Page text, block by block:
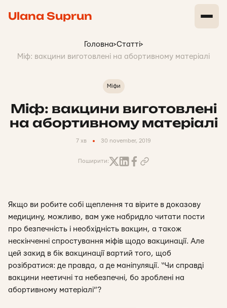
Ulana Suprun
Головна>Статті>
Міф: вакцини виготовлені на абортивному матеріалі
Міфи
Міф: вакцини виготовлені
на абортивному матеріалі
7 хв 30 november, 2019
Поширити:
Якщо ви робите собі щеплення та вірите в доказову
медицину, можливо, вам уже набридло читати пости
про безпечність і необхідність вакцин, а також
нескінченні спростування міфів щодо вакцинації. Але
цей закид в бік вакцинації вартий того, щоб
розібратися: де правда, а де маніпуляції. “Чи справді
вакцини неетичні та небезпечні, бо зроблені на
абортивному матеріалі”?